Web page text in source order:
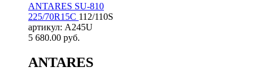
ANTARES SU-810
225/70R15C 112/110S
артикул: A245U
5 680.00 руб.
ANTARES